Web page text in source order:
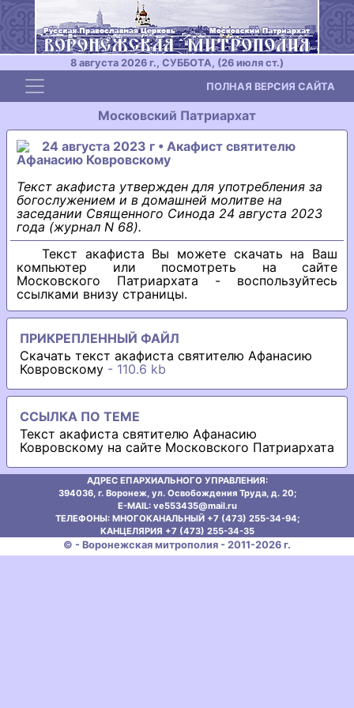
8 августа 2026 г., СУББОТА, (26 июля ст.)
Toggle navigation ПОЛНАЯ ВЕРСИЯ САЙТА
Московский Патриархат
24 августа 2023 г • Акафист святителю
Афанасию Ковровскому
Текст акафиста утвержден для употребления за
богослужением и в домашней молитве на
заседании Священного Синода 24 августа 2023
года (журнал N 68).
Текст акафиста Вы можете скачать на Ваш
компьютер или посмотреть на сайте
Московского Патриархата - воспользуйтесь
ссылками внизу страницы.
ПРИКРЕПЛЕННЫЙ ФАЙЛ
Скачать текст акафиста святителю Афанасию
Ковровскому - 110.6 kb
ССЫЛКА ПО ТЕМЕ
Текст акафиста святителю Афанасию
Ковровскому на сайте Московского Патриархата
АДРЕС ЕПАРХИАЛЬНОГО УПРАВЛЕНИЯ:
394036, г. Воронеж, ул. Освобождения Труда, д. 20;
E-MAIL: ve553435@mаil.ru
ТЕЛЕФОНЫ: МНОГОКАНАЛЬНЫЙ +7 (473) 255-34-94;
КАНЦЕЛЯРИЯ +7 (473) 255-34-35
© - Воронежская митрополия - 2011-2026 г.